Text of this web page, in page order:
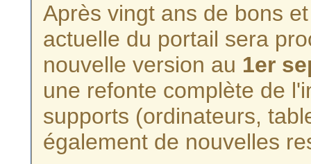
Après vingt ans de bons
actuelle du portail sera
nouvelle version au 1er
une refonte complète de
supports (ordinateurs,
également de nouvelles